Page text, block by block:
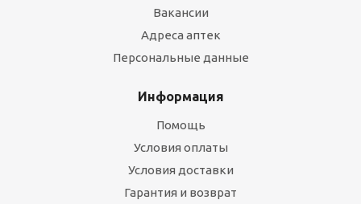
Вакансии
Адреса аптек
Персональные данные
Информация
Помощь
Условия оплаты
Условия доставки
Гарантия и возврат